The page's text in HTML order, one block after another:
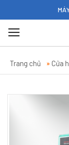
to
content
Trang chủ » Cửa